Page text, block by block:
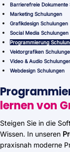
Barrierefreie Dokumente
Marketing Schulungen
Grafikdesign Schulungen
Social Media Schulungen
Programmierung
Vektorgrafiken
Video & Audio
Webdesign Schulungen
lernen von
Steigen Sie in die
Wissen. In unseren
praxisnah moderne